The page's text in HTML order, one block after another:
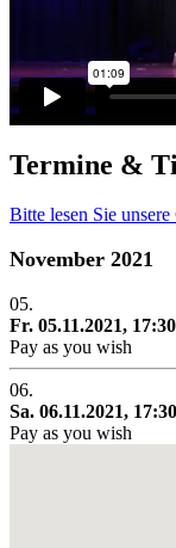
Termine &
Bitte lesen Sie
November 2021
05.
Fr. 05.11.2021,
Pay as you wish
06.
Sa. 06.11.2021,
Pay as you wish